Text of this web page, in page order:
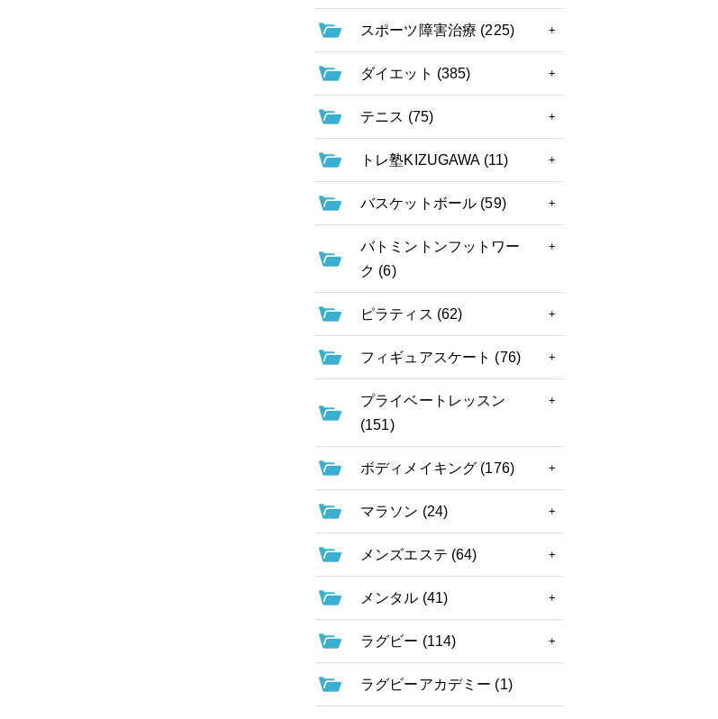
スポーツ障害治療 (225)
ダイエット (385)
テニス (75)
トレ塾KIZUGAWA (11)
バスケットボール (59)
バトミントンフットワー
ク (6)
ピラティス (62)
フィギュアスケート (76)
プライベートレッスン
(151)
ボディメイキング (176)
マラソン (24)
メンズエステ (64)
メンタル (41)
ラグビー (114)
ラグビーアカデミー (1)